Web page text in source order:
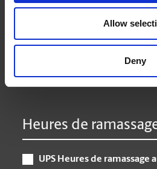
Allow
Deny
Mardi
9:00
9:00
10:00
Heures de
UPS Heures de ramassage